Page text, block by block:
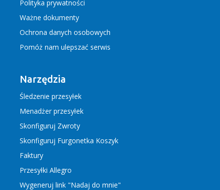
Polityka prywatności
Ważne dokumenty
Ochrona danych osobowych
Pomóż nam ulepszać serwis
Narzędzia
Śledzenie przesyłek
Menadżer przesyłek
Skonfiguruj Zwroty
Skonfiguruj Furgonetka Koszyk
Faktury
Przesyłki Allegro
Wygeneruj link "Nadaj do mnie"